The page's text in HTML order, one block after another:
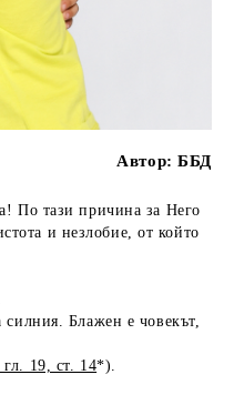
Автор: ББД
По тази причина за Него
и незлобие, от който
силния. Блажен е човекът,
19, ст. 14*).